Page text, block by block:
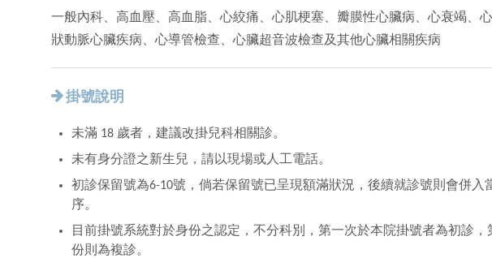
一般內科、高血壓、高血脂、心絞痛、心肌梗塞、瓣膜性心臟病、心衰竭、
狀動脈心臟疾病、心導管檢查、心臟超音波檢查及其他心臟相關疾病
掛號說明
未滿 18 歲者，建議改掛兒科相關診。
未有身分證之新生兒，請以現場或人工電話。
初診保留號為6-10號，倘若保留號已呈現額滿狀況，後續就診號則會併入
序。
目前掛號系統對於身份之認定，不分科別，第一次於本院掛號者為初診，
份則為複診。